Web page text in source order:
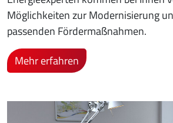
Möglichkeiten zur Modernisierung
passenden Fördermaßnahmen.
Mehr erfahren